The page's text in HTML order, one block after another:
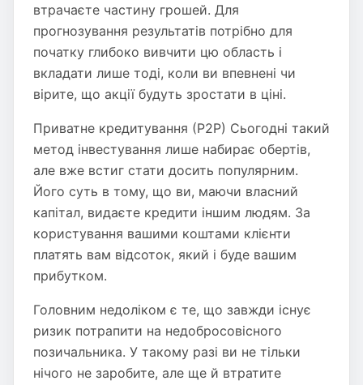
втрачаєте частину грошей. Для
прогнозування результатів потрібно для
початку глибоко вивчити цю область і
вкладати лише тоді, коли ви впевнені чи
вірите, що акції будуть зростати в ціні.
Приватне кредитування (Р2Р) Сьогодні такий
метод інвестування лише набирає обертів,
але вже встиг стати досить популярним.
Його суть в тому, що ви, маючи власний
капітал, видаєте кредити іншим людям. За
користування вашими коштами клієнти
платять вам відсоток, який і буде вашим
прибутком.
Головним недоліком є ​​те, що завжди існує
ризик потрапити на недобросовісного
позичальника. У такому разі ви не тільки
нічого не заробите, але ще й втратите